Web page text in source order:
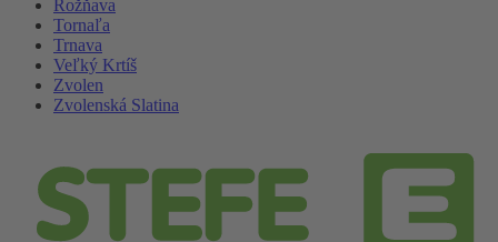
Rožňava
Tornaľa
Trnava
Veľký Krtíš
Zvolen
Zvolenská Slatina